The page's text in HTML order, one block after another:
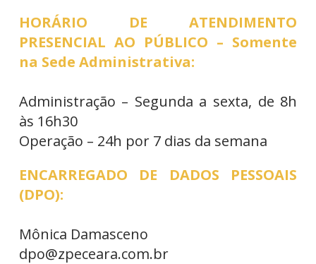
HORÁRIO DE ATENDIMENTO
PRESENCIAL AO PÚBLICO – Somente
na Sede Administrativa:
Administração – Segunda a sexta, de 8h
às 16h30
Operação – 24h por 7 dias da semana
ENCARREGADO DE DADOS PESSOAIS
(DPO):
Mônica Damasceno
dpo@zpeceara.com.br